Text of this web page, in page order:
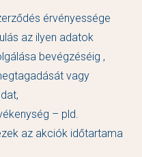
érvényessége
az ilyen adatok
bevégzéséig ,
vagy
– pld.
az akciók időtartama